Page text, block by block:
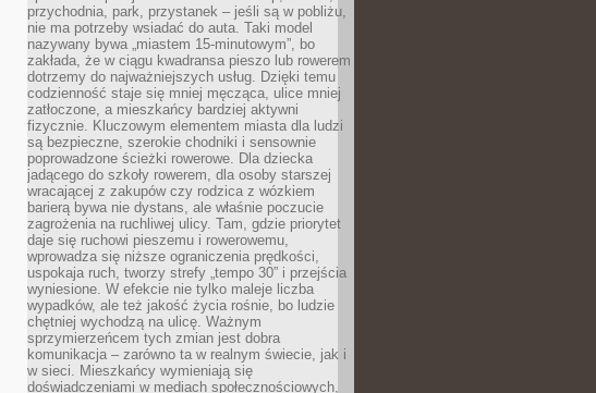
przychodnia, park, przystanek – jeśli są w pobliżu,
nie ma potrzeby wsiadać do auta. Taki model
nazywany bywa „miastem 15-minutowym”, bo
zakłada, że w ciągu kwadransa pieszo lub rowerem
dotrzemy do najważniejszych usług. Dzięki temu
codzienność staje się mniej męcząca, ulice mniej
zatłoczone, a mieszkańcy bardziej aktywni
fizycznie. Kluczowym elementem miasta dla ludzi
są bezpieczne, szerokie chodniki i sensownie
poprowadzone ścieżki rowerowe. Dla dziecka
jadącego do szkoły rowerem, dla osoby starszej
wracającej z zakupów czy rodzica z wózkiem
barierą bywa nie dystans, ale właśnie poczucie
zagrożenia na ruchliwej ulicy. Tam, gdzie priorytet
daje się ruchowi pieszemu i rowerowemu,
wprowadza się niższe ograniczenia prędkości,
uspokaja ruch, tworzy strefy „tempo 30” i przejścia
wyniesione. W efekcie nie tylko maleje liczba
wypadków, ale też jakość życia rośnie, bo ludzie
chętniej wychodzą na ulicę. Ważnym
sprzymierzeńcem tych zmian jest dobra
komunikacja – zarówno ta w realnym świecie, jak i
w sieci. Mieszkańcy wymieniają się
doświadczeniami w mediach społecznościowych,